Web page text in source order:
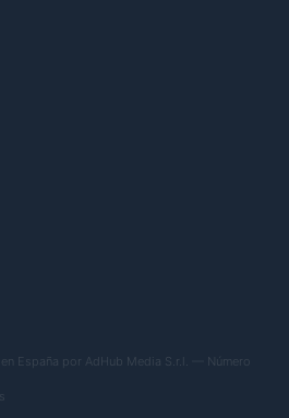
España por AdHub Media S.r.l. — Número